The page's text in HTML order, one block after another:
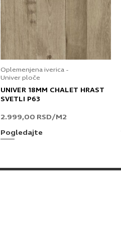
Oplemenjena iverica -
Univer ploče
UNIVER 18MM CHALET HRAST
SVETLI P63
2.999,00 RSD/M2
Pogledajte